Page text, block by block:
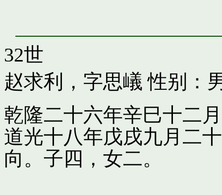
32世
赵求利，字思嶬 性别：
乾隆二十六年辛巳十二
道光十八年戊戌九月二
向。子四，女二。